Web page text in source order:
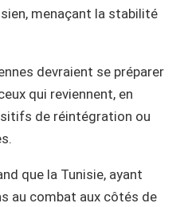
menaçant la stabilité
devraient se préparer
qui reviennent, en
de réintégration ou
que la Tunisie, ayant
au combat aux côtés de